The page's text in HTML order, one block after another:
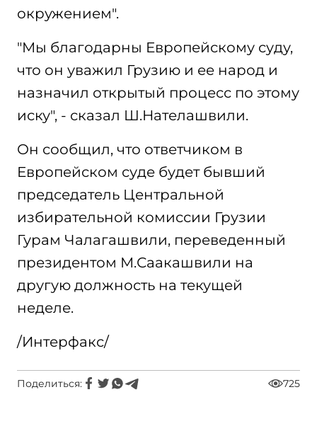
окружением".
"Мы благодарны Европейскому суду,
что он уважил Грузию и ее народ и
назначил открытый процесс по этому
иску", - сказал Ш.Нателашвили.
Он сообщил, что ответчиком в
Европейском суде будет бывший
председатель Центральной
избирательной комиссии Грузии
Гурам Чалагашвили, переведенный
президентом М.Саакашвили на
другую должность на текущей
неделе.
/Интерфакс/
Поделиться: 725